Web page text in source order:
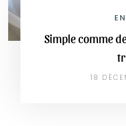
Simple comme
18